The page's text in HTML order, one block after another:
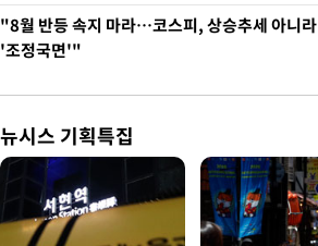
"8월 반등 속지 마라…코스피, 상승추세 아니라
'조정국면'"
뉴시스 기획특집